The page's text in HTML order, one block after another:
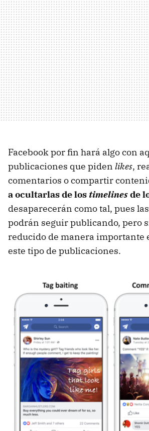
Facebook por fin hará algo con
publicaciones que piden likes,
comentarios o compartir
a ocultarlas de los timelinesde
desaparecerán como tal, pues
podrán seguir publicando, pero
reducido de manera importante
este tipo de publicaciones.